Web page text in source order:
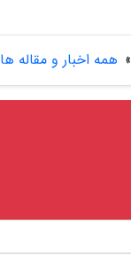
» همه اخبار و مقاله ها